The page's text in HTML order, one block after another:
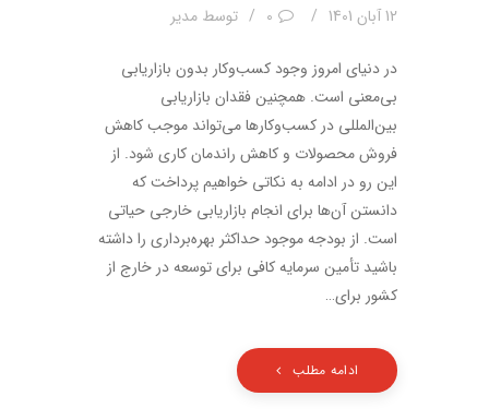
12 آبان 1401 0 توسط مدیر
در دنیای امروز وجود کسب‌وکار بدون بازاریابی
بی‌معنی است. همچنین فقدان بازاریابی
بین‌المللی در کسب‌وکارها می‌تواند موجب کاهش
فروش محصولات و کاهش راندمان کاری شود. از
این رو در ادامه به نکاتی خواهیم پرداخت که
دانستن آن‌ها برای انجام بازاریابی خارجی حیاتی
است. از بودجه موجود حداکثر بهره‌برداری را داشته
باشید تأمین سرمایه کافی برای توسعه در خارج از
کشور برای…
ادامه مطلب